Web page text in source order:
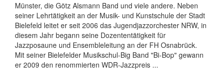
Münster, die Götz Alsmann Band und viele andere. Neben
seiner Lehrtätigkeit an der Musik- und Kunstschule der Stadt
Bielefeld leitet er seit 2006 das Jugendjazzorchester NRW, in
diesem Jahr begann seine Dozententätigkeit für
Jazzposaune und Ensembleleitung an der FH Osnabrück.
Mit seiner Bielefelder Musikschul-Big Band "Bi-Bop" gewann
er 2009 den renommierten WDR-Jazzpreis ...